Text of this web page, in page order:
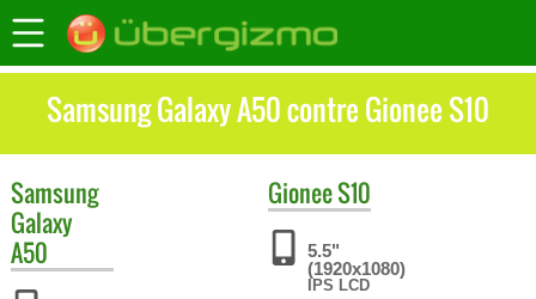
Samsung Galaxy A50 contre Gionee S10
Samsung
Galaxy
A50
GioneeS10
5.5"
(1920x1080)
IPS LCD